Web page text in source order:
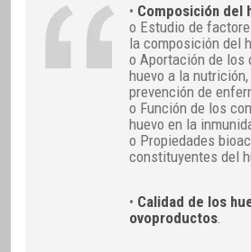
• Composición del
o Estudio de
la composición del
o Aportación de los
huevo a la
prevención de
o Función de los
huevo en la
o Propiedades
constituyentes del
• Calidad de los
ovoproductos